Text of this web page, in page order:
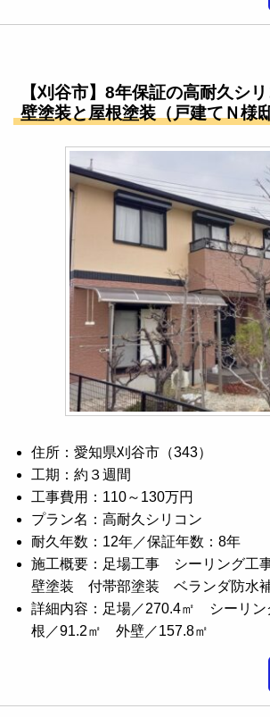
【刈谷市】8年保証の高耐久シ
壁塗装と屋根塗装（戸建てＮ様邸
住所：愛知県刈谷市（343）
工期：約３週間
工事費用：110～130万円
プラン名：高耐久シリコン
耐久年数：12年／保証年数：8年
施工概要：足場工事 シーリング
壁塗装 付帯部塗装 ベランダ防水
詳細内容：足場／270.4㎡ シーリ
根／91.2㎡ 外壁／157.8㎡